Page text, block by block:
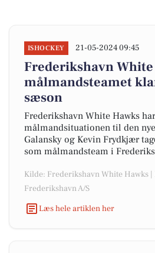
ISHOCKEY 21-05-2024 09:45
Frederikshavn
målmandsteamet
sæson
Frederikshavn White Hawks
målmandsituationen til den
Galansky og Kevin Frydkjær
som målmandsteam i
Kilde: Frederikshavn White Hawks |
Frederikshavn A/S
Læs hele artiklen her